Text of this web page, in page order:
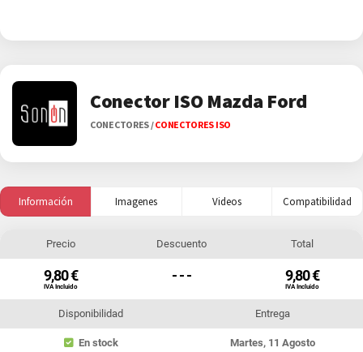
Conector ISO Mazda Ford
CONECTORES/CONECTORES ISO
Información Imagenes Videos Compatibilidad
Precio
9,80 €
IVA Incluido
Descuento
- - -
Total
9,80 €
IVA Incluido
Disponibilidad
En stock
Entrega
Martes, 11 Agosto